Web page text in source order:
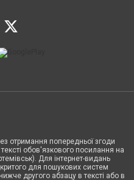
отримання попередньої згоди
обов'язкового посилання на
Для інтернет-видань
для пошукових систем
другого абзацу в тексті або в